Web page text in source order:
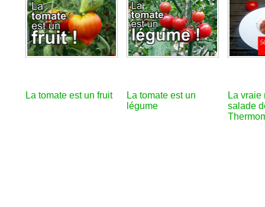
La tomate est un fruit
La tomate est un
légume
La vraie
salade